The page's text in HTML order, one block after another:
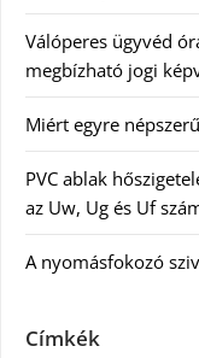
Válóperes ügyvéd
megbízható jogi
Miért egyre
PVC ablak
az Uw, Ug és Uf
A nyomásfokozó
Címkék